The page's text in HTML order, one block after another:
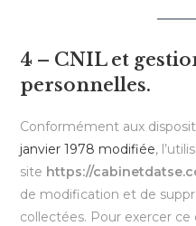
4 – CNIL et
personnelles.
Conformément aux
janvier 1978 modifiée,
site https://
de modification et de
collectées. Pour exercer